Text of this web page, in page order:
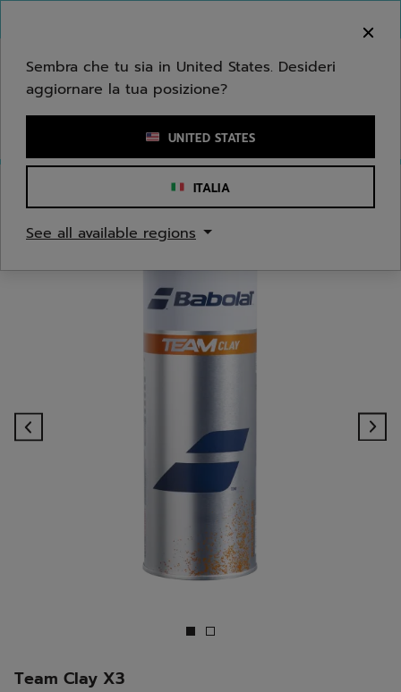
Inserisci una parola chiave o il numero di un articolo
Team Clay X3
Sembra che tu sia in United States. Desideri
aggiornare la tua posizione?
UNITED STATES
ITALIA
See all available regions